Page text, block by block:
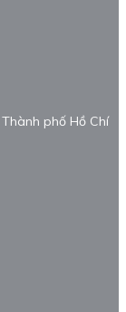
phố Hồ Chí